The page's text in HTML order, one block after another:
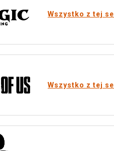
Wszystko z tej
Wszystko z tej